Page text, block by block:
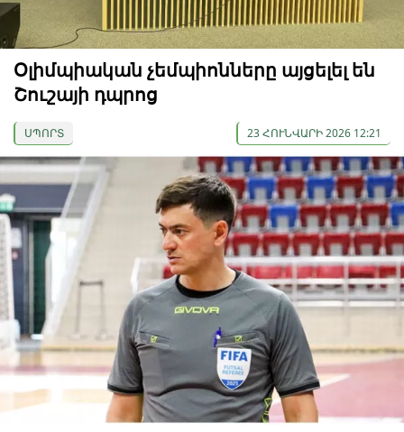
Օլիմպիական չեմպիոնները այցելել են
Շուշայի դպրոց
ՍՊՈՐՏ 23 ՀՈՒՆՎԱՐԻ 2026 12:21